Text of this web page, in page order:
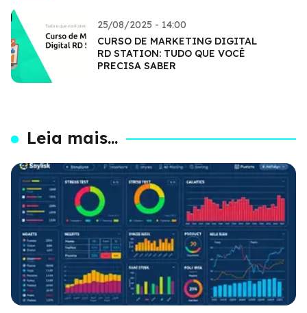
25/08/2025 - 14:00
CURSO DE MARKETING DIGITAL
RD STATION: TUDO QUE VOCÊ
PRECISA SABER
Leia mais...